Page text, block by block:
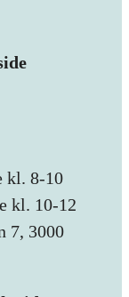
kl. 8-10
kl. 10-12
7, 3000